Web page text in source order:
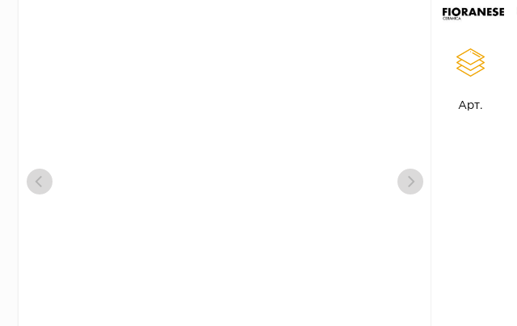
Арт.